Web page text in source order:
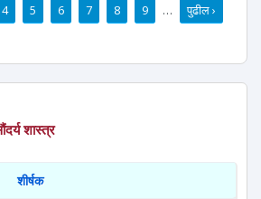
4 5 6 7 8 9 … पुढील ›
शास्त्र
शीर्षक